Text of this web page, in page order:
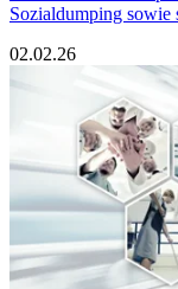
Sozialdumping sowie
02.02.26